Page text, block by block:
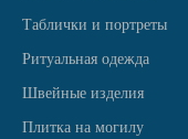
Таблички и портреты
Ритуальная одежда
Швейные изделия
Плитка на могилу